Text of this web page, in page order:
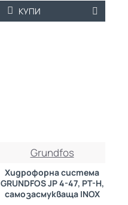
КУПИ
Grundfos
Хидрофорна система
GRUNDFOS JP 4-47, PT-H,
самозасмукваща INOX